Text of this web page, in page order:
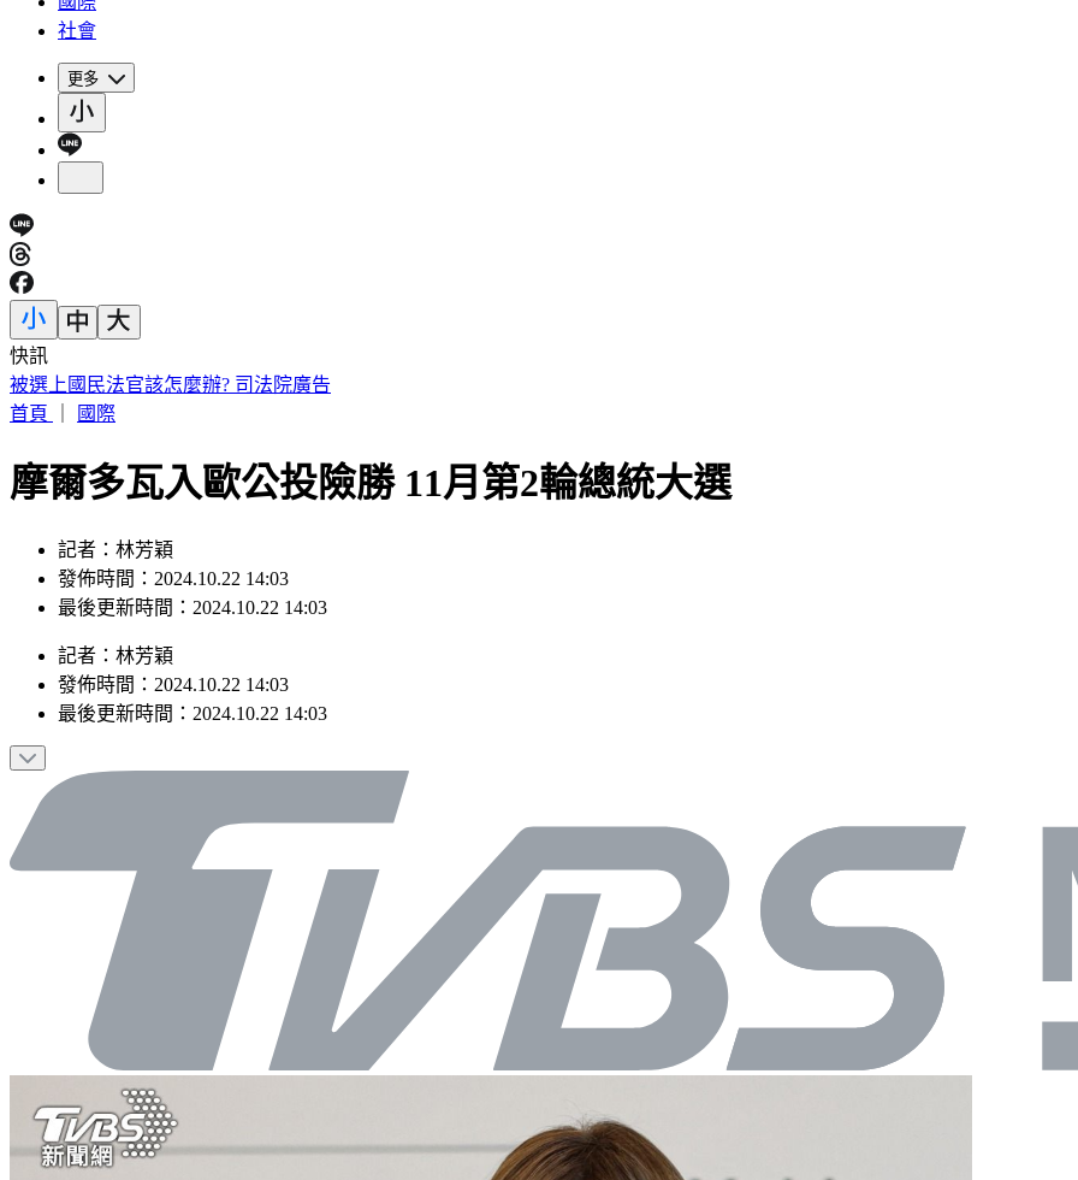
社會
更多
快訊
「台灣LBJ」重返職籃！周儀翔重磅加盟新北國王
首頁
國際
摩爾多瓦入歐公投險勝 11月第2輪總統大選
記者：林芳穎
發佈時間：2024.10.22 14:03
最後更新時間：2024.10.22 14:03
記者 ： 林芳穎
發佈時間： 2024.10.22 14:03
最後更新時間： 2024.10.22 14:03